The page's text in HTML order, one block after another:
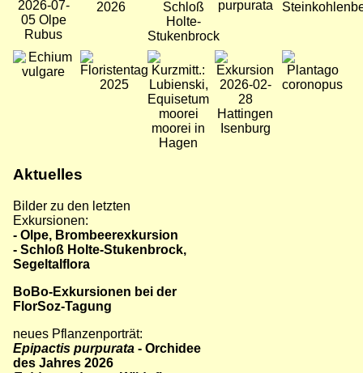
Bild Bild Bild Bild Bild
Aktuelles
Bilder zu den letzten
Exkursionen:
- Olpe, Brombeerexkursion
- Schloß Holte-Stukenbrock,
Segeltalflora
BoBo-Exkursionen bei der
FlorSoz-Tagung
neues Pflanzenporträt:
Epipactis purpurata - Orchidee
des Jahres 2026